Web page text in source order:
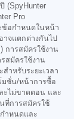
(SpyHunter
Pro
ข้อกำหนดในหน้า
าจแตกต่างกันไป
การสมัครใช้งาน
สมัครใช้งาน
ำหรับระยะเวลา
มชั่น/หน้าการซื้อ
ะไม่ขาดตอน และ
ที่การสมัครใช้
ำหนดและ